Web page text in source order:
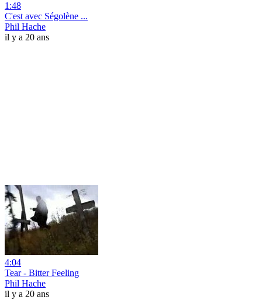
1:48
C'est avec Ségolène ...
Phil Hache
il y a 20 ans
4:04
Tear - Bitter Feeling
Phil Hache
il y a 20 ans